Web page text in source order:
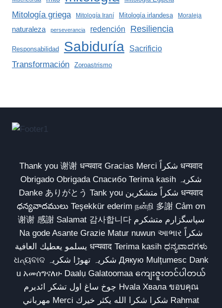
Mitología griega Mitología Iraní Mitología irlandesa Moraleja
naturaleza perseverancia redención Resiliencia
Responsabilidad Sabiduría Sacrificio
Transformación Zoroastrismo
Thank you 谢谢 धन्यवाद Gracias Merci شكراً धन्यवाद
Obrigado Obrigada Спасибо Terima kasih شکریہ
Danke ありがとう Tank you شكراً متشكرين धन्यवाद
ధన్యవాదములు Teşekkür ederim நன்றி 多謝 Cảm ơn
谢谢 感謝 Salamat 감사합니다 سپاسگزارم متشکرم
Na gode Asante Grazie Matur nuwun આભાર شكراً
يسلمو يعطيك العافية धन्यवाद Terima kasih ಧನ್ಯವಾದಗಳು
ଧନ୍ୟବାଦ شکریہ تھوڑا شکریہ Дякую Mulțumesc Dank
u አመሰግናለሁ Daalụ Galatoomaa ကျေးဇူးတင်ပါတယ်
چوخ ساغ اول تشکر ائدیرم Hvala Хвала ขอบคุณ
مهرباني Merci شكرا شكرا الله يكثر خيرك Rahmat